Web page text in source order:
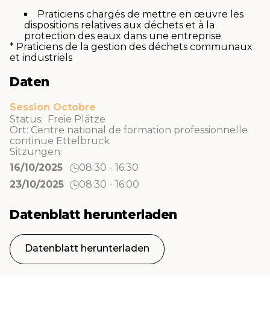
Praticiens chargés de mettre en œuvre les
dispositions relatives aux déchets et à la
protection des eaux dans une entreprise
* Praticiens de la gestion des déchets communaux
et industriels
Daten
Session Octobre
Status: Freie Plätze
Ort: Centre national de formation professionnelle
continue Ettelbruck
Sitzungen:
16/10/2025
08:30 - 16:30
23/10/2025
08:30 - 16:00
Datenblatt herunterladen
Datenblatt herunterladen